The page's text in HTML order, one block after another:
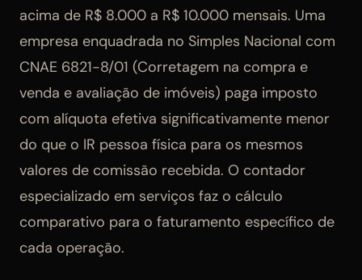
acima de R$ 8.000 a R$ 10.000 mensais. Uma
empresa enquadrada no Simples Nacional com
CNAE 6821-8/01 (Corretagem na compra e
venda e avaliação de imóveis) paga imposto
com alíquota efetiva significativamente menor
do que o IR pessoa física para os mesmos
valores de comissão recebida. O contador
especializado em serviços faz o cálculo
comparativo para o faturamento específico de
cada operação.